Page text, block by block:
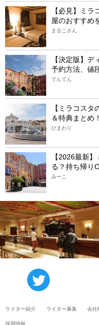
【必見】ミ
屋のおすすめ
まるこさん
【決定版】デ
予約方法、値
てんてん
【ミラコス
＆特典まとめ
ひまわり
【2026最新
る？持ち帰り
みーこ
ライター紹介 ライター募集 会社
採用情報